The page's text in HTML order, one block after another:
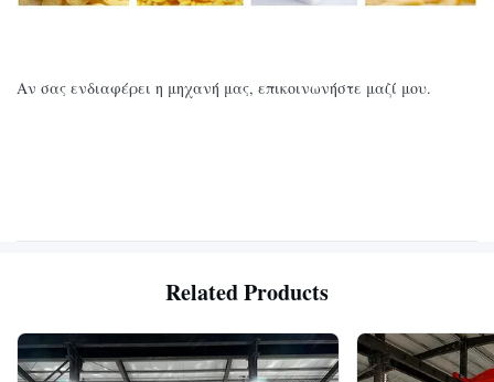
Αν σας ενδιαφέρει η μηχανή μας, επικοινωνήστε μαζί μου.
Related Products